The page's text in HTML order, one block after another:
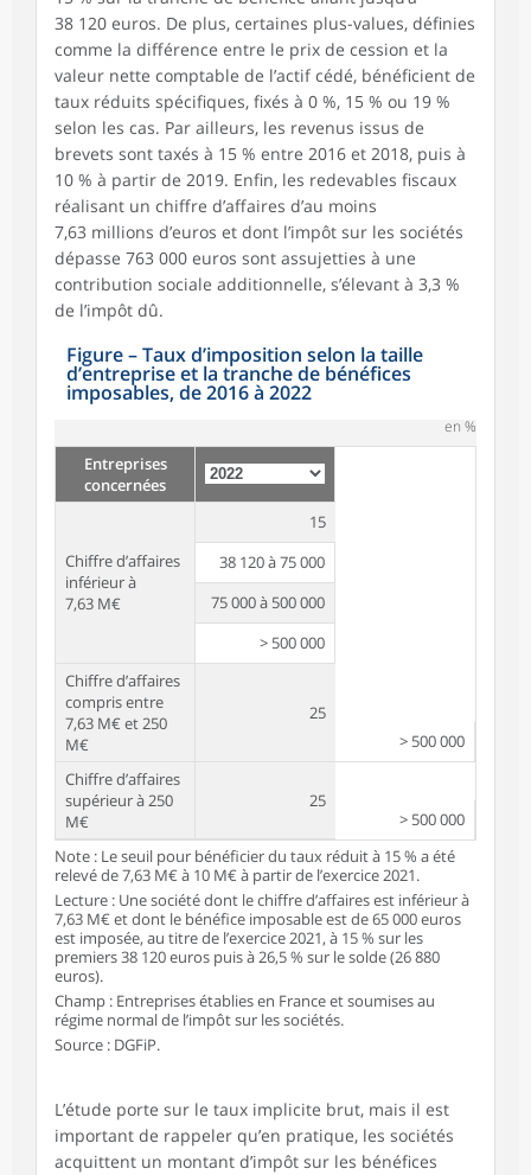
38 120 euros. De plus, certaines plus-values, définies
comme la différence entre le prix de cession et la
valeur nette comptable de l’actif cédé, bénéficient de
taux réduits spécifiques, fixés à 0 %, 15 % ou 19 %
selon les cas. Par ailleurs, les revenus issus de
brevets sont taxés à 15 % entre 2016 et 2018, puis à
10 % à partir de 2019. Enfin, les redevables fiscaux
réalisant un chiffre d’affaires d’au moins
7,63 millions d’euros et dont l’impôt sur les sociétés
dépasse 763 000 euros sont assujetties à une
contribution sociale additionnelle, s’élevant à 3,3 %
de l’impôt dû.
Figure – Taux d’imposition selon la taille
d’entreprise et la tranche de bénéfices
imposables, de 2016 à 2022
en %
Entreprises
concernées
Chiffre d’affaires
inférieur à
7,63 M€
15
38 120 à 75 000
75 000 à 500 000
> 500 000
Chiffre d’affaires
compris entre
7,63 M€ et 250
M€
25
> 500 000
Chiffre d’affaires
supérieur à 250
M€
25
> 500 000
Note : Le seuil pour bénéficier du taux réduit à 15 % a été
relevé de 7,63 M€ à 10 M€ à partir de l’exercice 2021.
Lecture : Une société dont le chiffre d’affaires est inférieur à
7,63 M€ et dont le bénéfice imposable est de 65 000 euros
est imposée, au titre de l’exercice 2021, à 15 % sur les
premiers 38 120 euros puis à 26,5 % sur le solde (26 880
euros).
Champ : Entreprises établies en France et soumises au
régime normal de l’impôt sur les sociétés.
Source : DGFiP.
L’étude porte sur le taux implicite brut, mais il est
important de rappeler qu’en pratique, les sociétés
acquittent un montant d’impôt sur les bénéfices